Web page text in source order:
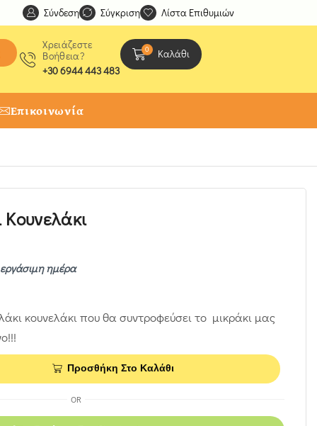
Ανακαλύψτε μοναδικές δημιουργίες από τους
Σύνδεση Σύγκριση Λίστα Επιθυμιών
Χρειάζεστε
Βοήθεια?
+30 6944 443 483
0 Καλάθι
Επικοινωνία
ημέρα
κουνελάκι που θα συντροφεύσει το μικράκι μας
Προσθήκη Στο Καλάθι
OR